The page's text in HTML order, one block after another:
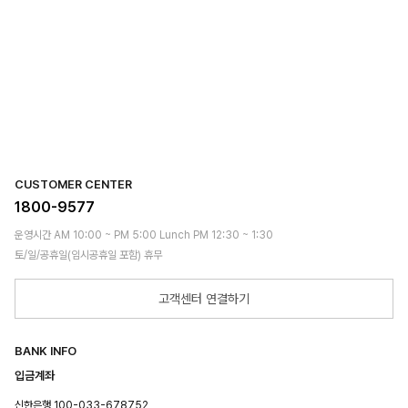
CUSTOMER CENTER
1800-9577
운영시간 AM 10:00 ~ PM 5:00 Lunch PM 12:30 ~ 1:30
토/일/공휴일(임시공휴일 포함) 휴무
고객센터 연결하기
BANK INFO
입금계좌